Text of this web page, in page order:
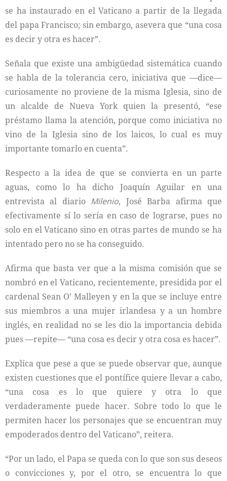
se ha instaurado en el Vaticano a partir de la llegada
del papa Francisco; sin embargo, asevera que “una cosa
es decir y otra es hacer”.
Señala que existe una ambigüedad sistemática cuando
se habla de la tolerancia cero, iniciativa que —dice—
curiosamente no proviene de la misma Iglesia, sino de
un alcalde de Nueva York quien la presentó, “ese
préstamo llama la atención, porque como iniciativa no
vino de la Iglesia sino de los laicos, lo cual es muy
importante tomarlo en cuenta”.
Respecto a la idea de que se convierta en un parte
aguas, como lo ha dicho Joaquín Aguilar en una
entrevista al diario Milenio, José Barba afirma que
efectivamente sí lo sería en caso de lograrse, pues no
solo en el Vaticano sino en otras partes de mundo se ha
intentado pero no se ha conseguido.
Afirma que basta ver que a la misma comisión que se
nombró en el Vaticano, recientemente, presidida por el
cardenal Sean O’ Malleyen y en la que se incluye entre
sus miembros a una mujer irlandesa y a un hombre
inglés, en realidad no se les dio la importancia debida
pues —repite— “una cosa es decir y otra cosa es hacer”.
Explica que pese a que se puede observar que, aunque
existen cuestiones que el pontífice quiere llevar a cabo,
“una cosa es lo que quiere y otra lo que
verdaderamente puede hacer. Sobre todo lo que le
permiten hacer los personajes que se encuentran muy
empoderados dentro del Vaticano”, reitera.
“Por un lado, el Papa se queda con lo que son sus deseos
o convicciones y, por el otro, se encuentra lo que